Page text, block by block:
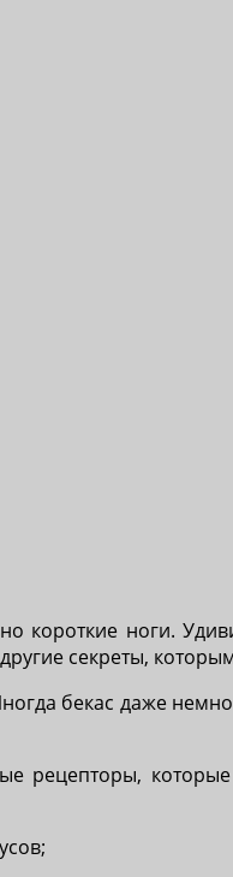
короткие ноги.
секреты,
бекас даже
рецепторы,